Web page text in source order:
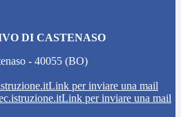
DI CASTENASO
- 40055 (BO)
Link per inviare una mail
Link per inviare una mail